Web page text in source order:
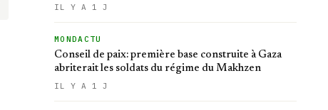
IL Y A 1 J
MONDACTU
Conseil de paix: première base construite à Gaza
abriterait les soldats du régime du Makhzen
IL Y A 1 J